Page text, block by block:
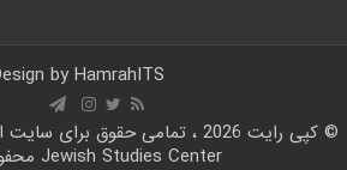
by HamrahITS
© کپی رایت 2026 ، تمامی حقوق برای سایت
Jewish Studies Center